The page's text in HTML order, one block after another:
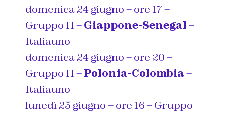
domenica 24 giugno – ore 17 –
Gruppo H –Giappone-Senegal–
Italiauno
domenica 24 giugno – ore 20 –
Gruppo H –Polonia-Colombia–
Italiauno
lunedì 25 giugno – ore 16 – Gruppo